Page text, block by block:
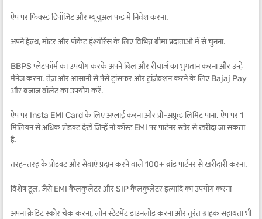
ऐप पर फिक्स्ड डिपॉज़िट और म्यूचुअल फंड में निवेश करना.
अपने हेल्थ, मोटर और पॉकेट इंश्योरेंस के लिए विभिन्न बीमा प्रदाताओं में से चुनना.
BBPS प्लेटफॉर्म का उपयोग करके अपने बिल और रीचार्ज का भुगतान करना और उन्हें
मैनेज करना. तेज़ और आसानी से पैसे ट्रांसफर और ट्रांज़ैक्शन करने के लिए Bajaj Pay
और बजाज वॉलेट का उपयोग करें.
ऐप पर Insta EMI Card के लिए अप्लाई करना और प्री-अप्रूव्ड लिमिट पाना. ऐप पर 1
मिलियन से अधिक प्रोडक्ट देखें जिन्हें नो कॉस्ट EMI पर पार्टनर स्टोर से खरीदा जा सकता
है.
तरह-तरह के प्रोडक्ट और सेवाएं प्रदान करने वाले 100+ ब्रांड पार्टनर से खरीदारी करना.
विशेष टूल, जैसे EMI कैलकुलेटर और SIP कैलकुलेटर इत्यादि का उपयोग करना
अपना क्रेडिट स्कोर चेक करना, लोन स्टेटमेंट डाउनलोड करना और तुरंत ग्राहक सहायता भी